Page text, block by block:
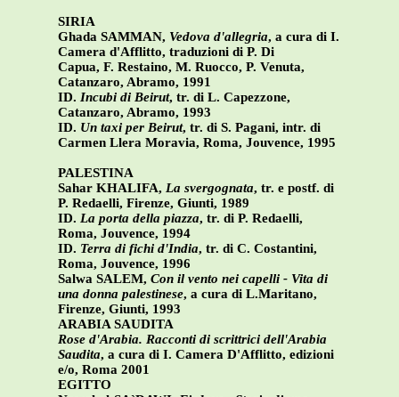
SIRIA
Ghada SAMMAN, Vedova d'allegria, a cura di I.
Camera d'Afflitto, traduzioni di P. Di
Capua, F. Restaino, M. Ruocco, P. Venuta,
Catanzaro, Abramo, 1991
ID. Incubi di Beirut, tr. di L. Capezzone,
Catanzaro, Abramo, 1993
ID. Un taxi per Beirut, tr. di S. Pagani, intr. di
Carmen Llera Moravia, Roma, Jouvence, 1995
PALESTINA
Sahar KHALIFA, La svergognata, tr. e postf. di
P. Redaelli, Firenze, Giunti, 1989
ID. La porta della piazza, tr. di P. Redaelli,
Roma, Jouvence, 1994
ID. Terra di fichi d'India, tr. di C. Costantini,
Roma, Jouvence, 1996
Salwa SALEM, Con il vento nei capelli - Vita di
una donna palestinese, a cura di L.Maritano,
Firenze, Giunti, 1993
ARABIA SAUDITA
Rose d'Arabia. Racconti di scrittrici dell'Arabia
Saudita, a cura di I. Camera D'Afflitto, edizioni
e/o, Roma 2001
EGITTO